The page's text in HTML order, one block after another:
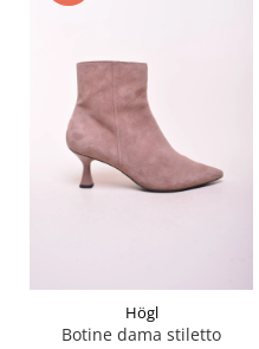
Högl
Botine dama stiletto